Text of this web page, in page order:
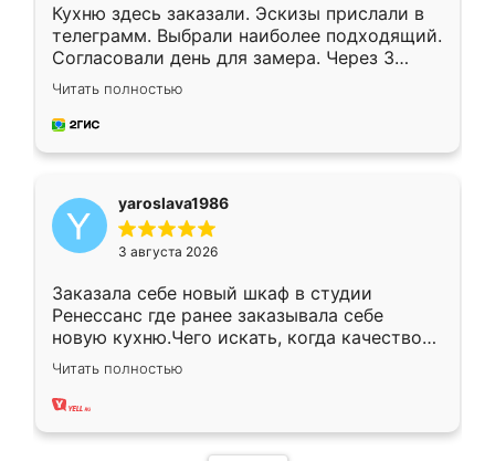
Кухню здесь заказали. Эскизы прислали в
телеграмм. Выбрали наиболее подходящий.
Согласовали день для замера. Через 3
недели кухня была уже готова. Остались
довольны работой. Спасибо Ренессанс
мебель за качественную работу!
Читать полностью
yaroslava1986
3 августа 2026
Заказала себе новый шкаф в студии
Ренессанс где ранее заказывала себе
новую кухню.Чего искать, когда качеством
вполне довольна. Служит кухня уже почти
два года, нареканий нет.
Читать полностью